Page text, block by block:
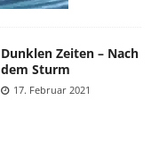
Dunklen Zeiten – Nach
dem Sturm
17. Februar 2021